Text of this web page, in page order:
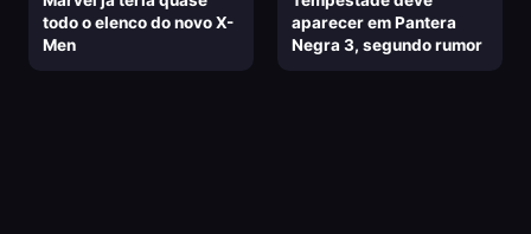
todo o elenco do novo X-
Men
aparecer em Pantera
Negra 3, segundo rumor